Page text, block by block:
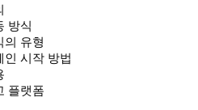
방식
의 유형
인 시작 방법
플랫폼